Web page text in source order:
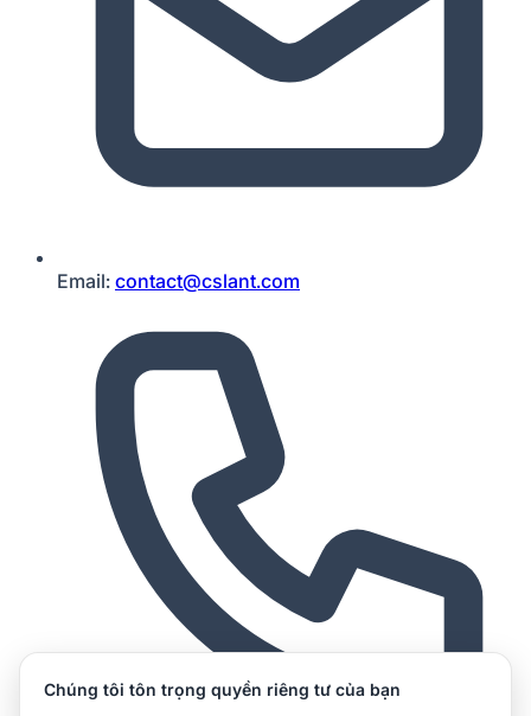
Email: contact@cslant.com
Chúng tôi tôn trọng quyền riêng tư của bạn